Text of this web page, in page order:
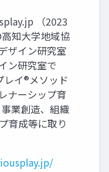
（2023
知大学地域協
ザイン研究室
ン研究室で
イ®メソッド
ナーシップ育
業創造、組織
育成等に取り